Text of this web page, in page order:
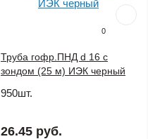
0
Труба гофр.ПНД d 16 с
зондом (25 м) ИЭК черный
950шт.
26.45 руб.